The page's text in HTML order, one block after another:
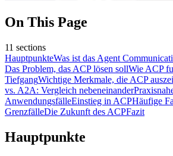
On This Page
11 sections
HauptpunkteWas ist das Agent
Das Problem, das ACP lösen sollWie ACP
TiefgangWichtige Merkmale, die ACP
vs. A2A: Vergleich nebeneinander
AnwendungsfälleEinstieg in ACPHäufige
GrenzfälleDie Zukunft des ACPFazit
Hauptpunkte